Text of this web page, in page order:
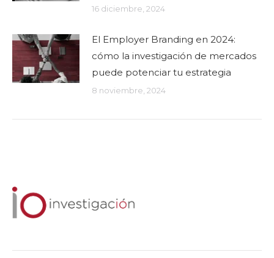
16 diciembre, 2024
El Employer Branding en 2024:
cómo la investigación de mercados
puede potenciar tu estrategia
8 noviembre, 2024